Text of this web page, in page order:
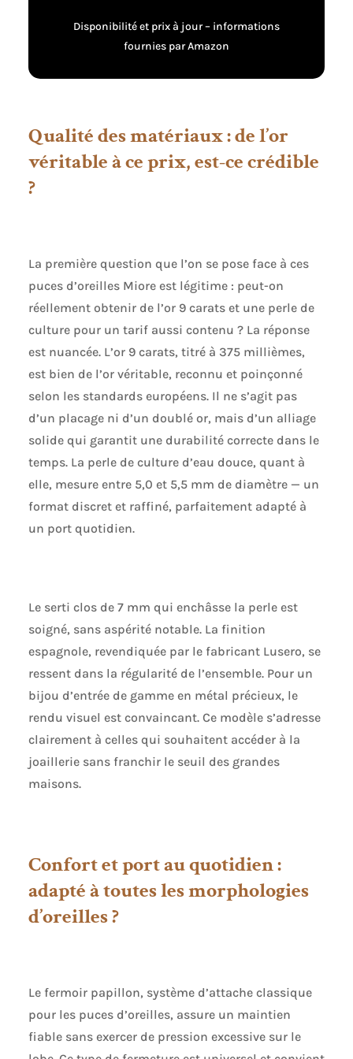
féminité de chaque
femme Chaque
avec son certificat
présentés dans un
bel écrin bleu
Disponibilité et prix à jour – informations
fournies par Amazon
Qualité des matériaux : de l’or
véritable à ce prix, est-ce crédible
?
La première question que l’on se pose face à ces
puces d’oreilles Miore est légitime : peut-on
réellement obtenir de l’or 9 carats et une perle de
culture pour un tarif aussi contenu ? La réponse
est nuancée. L’or 9 carats, titré à 375 millièmes,
est bien de l’or véritable, reconnu et poinçonné
selon les standards européens. Il ne s’agit pas
d’un placage ni d’un doublé or, mais d’un alliage
solide qui garantit une durabilité correcte dans le
temps. La perle de culture d’eau douce, quant à
elle, mesure entre 5,0 et 5,5 mm de diamètre — un
format discret et raffiné, parfaitement adapté à
un port quotidien.
Le serti clos de 7 mm qui enchâsse la perle est
soigné, sans aspérité notable. La finition
espagnole, revendiquée par le fabricant Lusero, se
ressent dans la régularité de l’ensemble. Pour un
bijou d’entrée de gamme en métal précieux, le
rendu visuel est convaincant. Ce modèle s’adresse
clairement à celles qui souhaitent accéder à la
joaillerie sans franchir le seuil des grandes
maisons.
Confort et port au quotidien :
adapté à toutes les morphologies
d’oreilles ?
Le fermoir papillon, système d’attache classique
pour les puces d’oreilles, assure un maintien
fiable sans exercer de pression excessive sur le